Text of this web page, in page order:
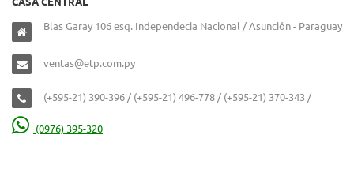
Blas Garay 106 esq. Independecia Nacional / Asunción - Paraguay
ventas@etp.com.py
(+595-21) 390-396 / (+595-21) 496-778 / (+595-21) 370-343 /
(0976) 395-320